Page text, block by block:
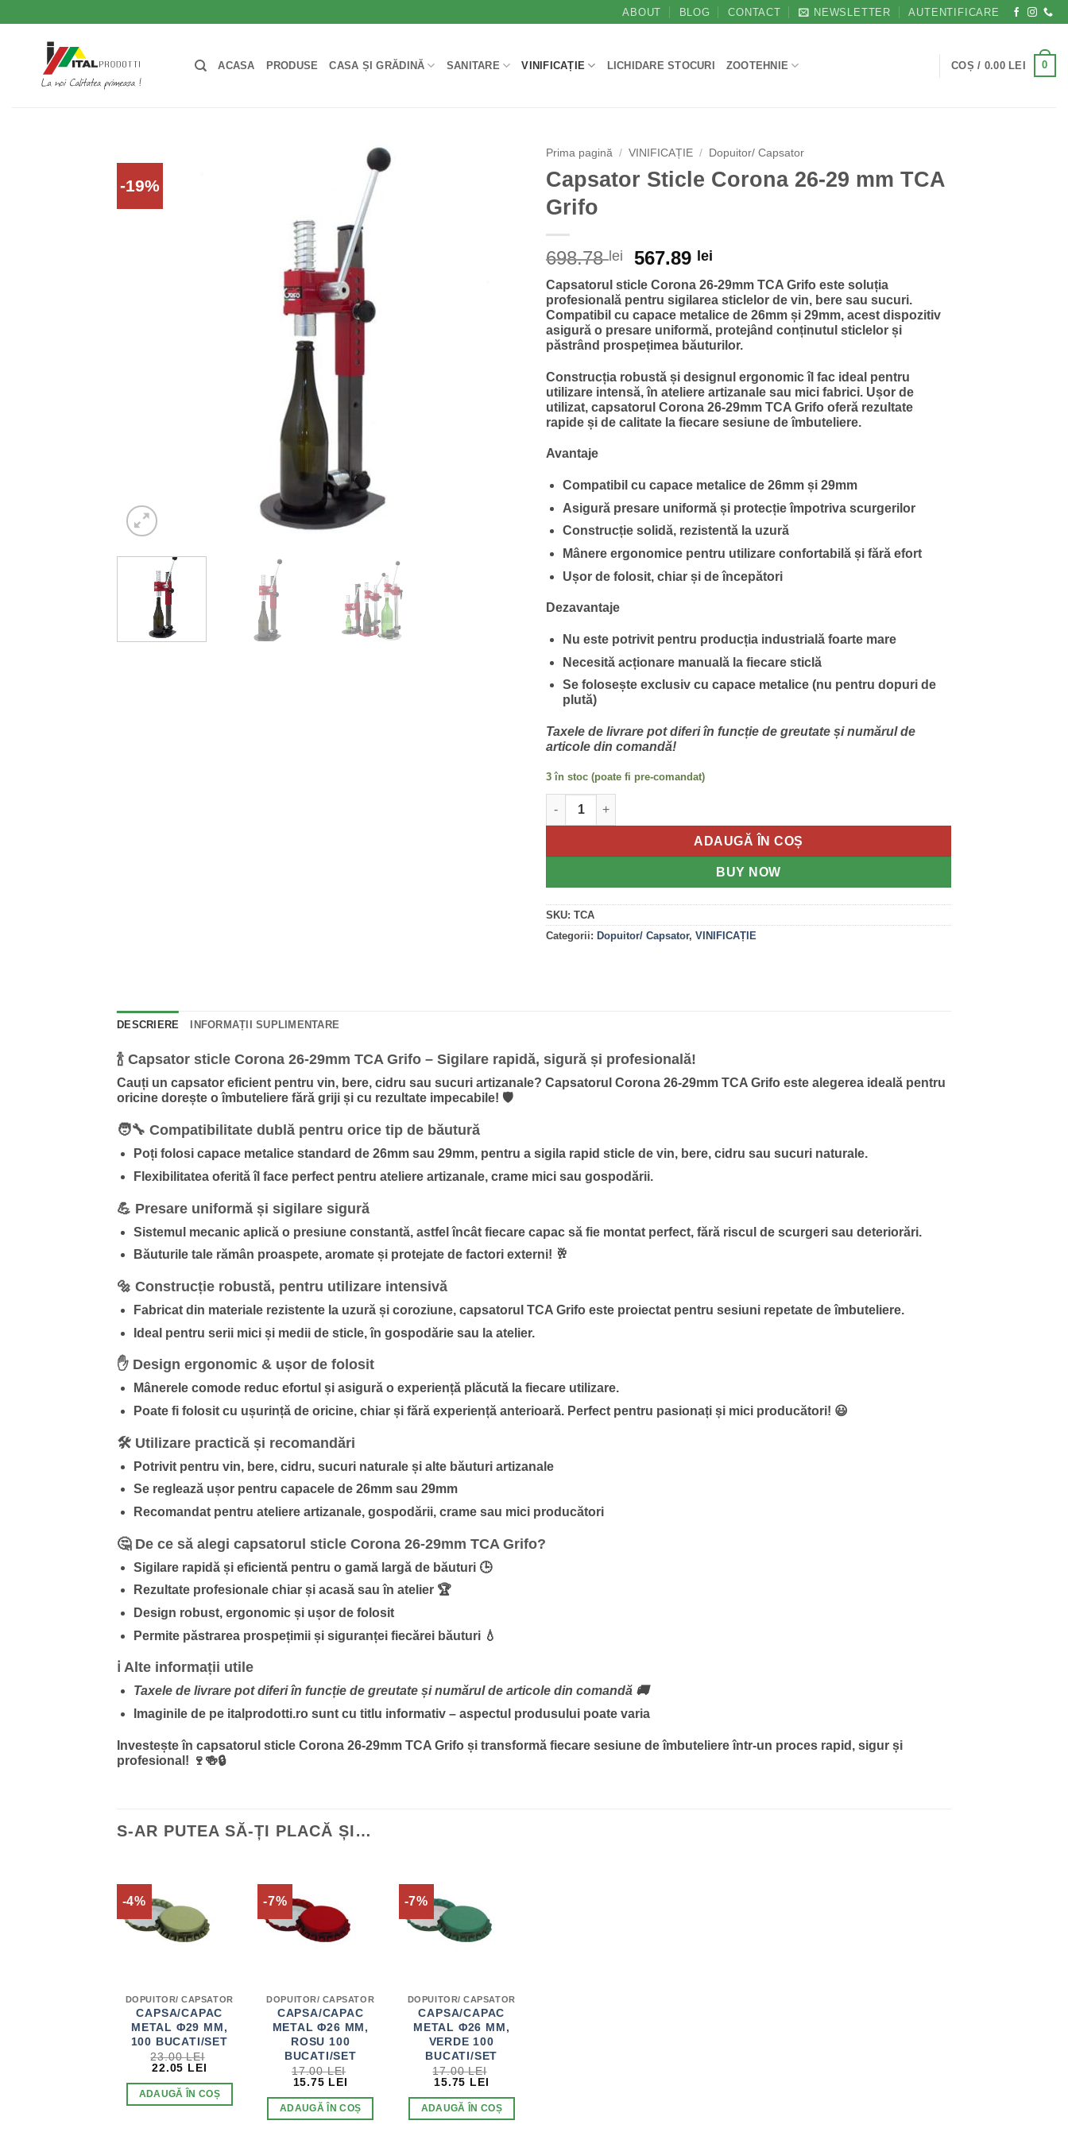
ABOUT BLOG CONTACT NEWSLETTER AUTENTIFICARE
ACASA PRODUSE CASA ȘI GRĂDINĂ SANITARE VINIFICAȚIE LICHIDARE STOCURI ZOOTEHNIE COȘ / 0.00 LEI 0
-19%
Prima pagină / VINIFICAȚIE / Dopuitor/ Capsator
Capsator Sticle Corona 26-29 mm TCA
Grifo
698.78lei
Prețul
inițial
a
fost:
698.78 lei.
567.89 lei
curent
este:
567.89 lei.
Capsatorul sticle Corona 26-29mm TCA Grifo este soluția
profesională pentru sigilarea sticlelor de vin, bere sau sucuri.
Compatibil cu capace metalice de 26mm și 29mm, acest dispozitiv
asigură o presare uniformă, protejând conținutul sticlelor și
păstrând prospețimea băuturilor.
Construcția robustă și designul ergonomic îl fac ideal pentru
utilizare intensă, în ateliere artizanale sau mici fabrici. Ușor de
utilizat, capsatorul Corona 26-29mm TCA Grifo oferă rezultate
rapide și de calitate la fiecare sesiune de îmbuteliere.
Avantaje
Compatibil cu capace metalice de 26mm și 29mm
Asigură presare uniformă și protecție împotriva scurgerilor
Construcție solidă, rezistentă la uzură
Mânere ergonomice pentru utilizare confortabilă și fără efort
Ușor de folosit, chiar și de începători
Dezavantaje
Nu este potrivit pentru producția industrială foarte mare
Necesită acționare manuală la fiecare sticlă
Se folosește exclusiv cu capace metalice (nu pentru dopuri de
plută)
Taxele de livrare pot diferi în funcție de greutate și numărul de
articole din comandă!
3 în stoc (poate fi pre-comandat)
ADAUGĂ ÎN COȘ
BUY NOW
SKU: TCA
Categorii: Dopuitor/ Capsator, VINIFICAȚIE
DESCRIERE INFORMAȚII SUPLIMENTARE
🍾 Capsator sticle Corona 26-29mm TCA Grifo – Sigilare rapidă, sigură și profesională!
Cauți un capsator eficient pentru vin, bere, cidru sau sucuri artizanale? Capsatorul Corona 26-29mm TCA Grifo este alegerea ideală pentru
oricine dorește o îmbuteliere fără griji și cu rezultate impecabile! 🛡️
🧑‍🔧 Compatibilitate dublă pentru orice tip de băutură
Poți folosi capace metalice standard de 26mm sau 29mm, pentru a sigila rapid sticle de vin, bere, cidru sau sucuri naturale.
Flexibilitatea oferită îl face perfect pentru ateliere artizanale, crame mici sau gospodării.
💪 Presare uniformă și sigilare sigură
Sistemul mecanic aplică o presiune constantă, astfel încât fiecare capac să fie montat perfect, fără riscul de scurgeri sau deteriorări.
Băuturile tale rămân proaspete, aromate și protejate de factori externi! 🥂
🔩 Construcție robustă, pentru utilizare intensivă
Fabricat din materiale rezistente la uzură și coroziune, capsatorul TCA Grifo este proiectat pentru sesiuni repetate de îmbuteliere.
Ideal pentru serii mici și medii de sticle, în gospodărie sau la atelier.
✋ Design ergonomic & ușor de folosit
Mânerele comode reduc efortul și asigură o experiență plăcută la fiecare utilizare.
Poate fi folosit cu ușurință de oricine, chiar și fără experiență anterioară. Perfect pentru pasionați și mici producători! 😃
🛠️ Utilizare practică și recomandări
Potrivit pentru vin, bere, cidru, sucuri naturale și alte băuturi artizanale
Se reglează ușor pentru capacele de 26mm sau 29mm
Recomandat pentru ateliere artizanale, gospodării, crame sau mici producători
🤔 De ce să alegi capsatorul sticle Corona 26-29mm TCA Grifo?
Sigilare rapidă și eficientă pentru o gamă largă de băuturi 🕒
Rezultate profesionale chiar și acasă sau în atelier 🏆
Design robust, ergonomic și ușor de folosit
Permite păstrarea prospețimii și siguranței fiecărei băuturi 💧
ℹ️ Alte informații utile
Taxele de livrare pot diferi în funcție de greutate și numărul de articole din comandă 🚚
Imaginile de pe italprodotti.ro sunt cu titlu informativ – aspectul produsului poate varia
Investește în capsatorul sticle Corona 26-29mm TCA Grifo și transformă fiecare sesiune de îmbuteliere într-un proces rapid, sigur și
profesional! 🍷🍻🔒
S-AR PUTEA SĂ-ȚI PLACĂ ȘI…
-4%
DOPUITOR/ CAPSATOR
CAPSA/CAPAC
METAL Φ29 MM,
100 BUCATI/SET
23.00LEI
PREȚUL
A
FOST:
22.05 LEI
ESTE:
22.05 LEI.
ADAUGĂ ÎN COȘ
-7%
DOPUITOR/ CAPSATOR
CAPSA/CAPAC
METAL Φ26 MM,
ROSU 100
BUCATI/SET
17.00LEI
PREȚUL
A
FOST:
15.75 LEI
ESTE:
15.75 LEI.
ADAUGĂ ÎN COȘ
-7%
DOPUITOR/ CAPSATOR
CAPSA/CAPAC
METAL Φ26 MM,
VERDE 100
BUCATI/SET
17.00LEI
PREȚUL
A
FOST:
15.75 LEI
ESTE:
15.75 LEI.
ADAUGĂ ÎN COȘ